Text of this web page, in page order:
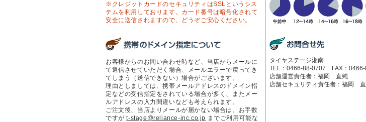
※クレジットカードのセキュリティはSSLというシス
テムを利用しております。カード番号は暗号化されて
安全に送信されますので、どうぞご安心ください。
お客様からのお問い合わせ時など、当店からメールに
て返信させていただく場合、メールエラーで戻ってき
てしまう（送信できない）場合がございます。
理由としましては、携帯メールアドレスのドメイン指
定などの受信指定をされている場合が多く、またメー
ルアドレスの入力間違いなども考えられます。
ご注文後、当店よりメールが届かない場合は、お手数
ですがt-stage@reliance-inc.co.jp までご利用可能な
タイヤステージ湘南
TEL：0466-88-0707 FAX：0466-
店舗運営責任者：福岡 直純
店舗セキュリティ責任者：福岡